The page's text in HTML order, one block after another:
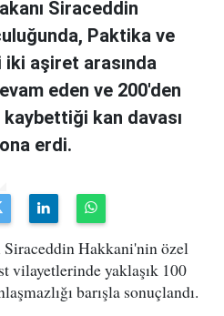
Siraceddin
Paktika ve
aşiret arasında
eden ve 200'den
kaybettiği kan davası
erdi.
Hakkani'nin özel
vilayetlerinde yaklaşık 100
barışla sonuçlandı.